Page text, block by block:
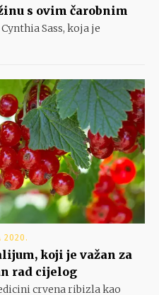
s ovim čarobnim
Sass, koja je
2020.
koji je važan za
rad cijelog
crvena ribizla kao